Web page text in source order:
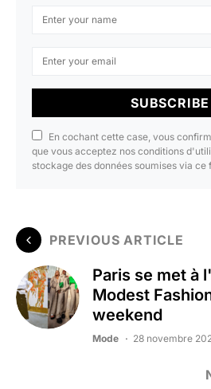
SUBSCRIBE
En cochant cette case, vous
que vous acceptez nos conditions
stockage des données soumises via ce
PREVIOUS ARTICLE
Paris se met à
Modest
weekend
Mode 28 novembre